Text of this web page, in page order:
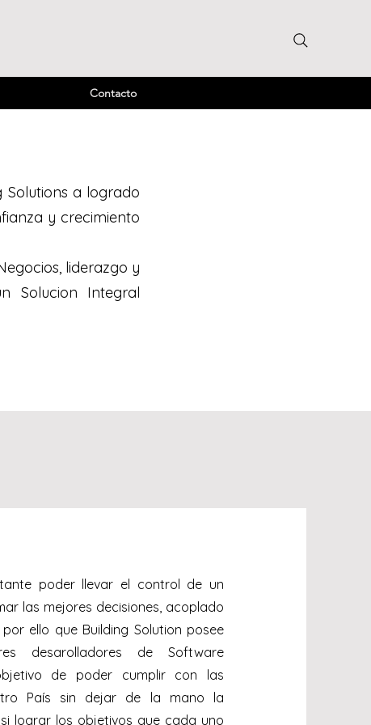
Contacto
a logrado
y crecimiento
liderazgo y
Solucion Integral
poder llevar el control de un
las mejores decisiones, acoplado
ello que Building Solution posee
desarolladores de Software
de poder cumplir con las
País sin dejar de la mano la
lograr los objetivos que cada uno